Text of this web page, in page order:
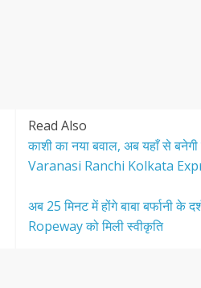
Read Also
काशी का नया बवाल, अब यहाँ से
Varanasi Ranchi Kolkata
अब 25 मिनट में होंगे बाबा बर्फानी के
Ropeway को मिली स्वीकृति